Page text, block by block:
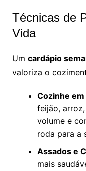
Técnicas de
Vida
Um cardápio
valoriza o
Cozinhe
feijão,
volume e
roda para a
Assados e
mais